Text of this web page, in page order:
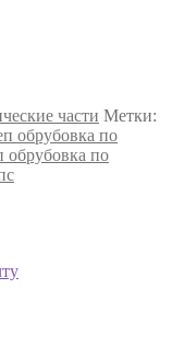
части Метки:
обрубовка по
обрубовка по